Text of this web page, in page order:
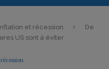
et récession
De
US sont à éviter